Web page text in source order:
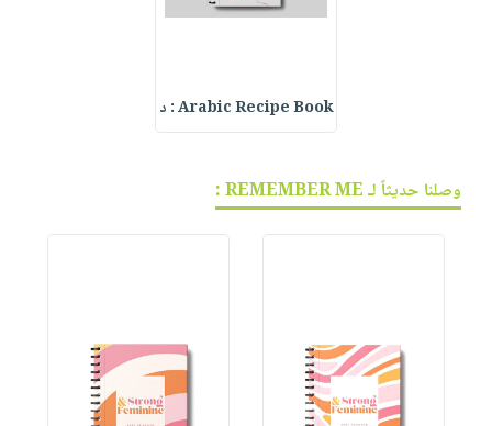
Arabic Recipe Book : د
وصلنا حديثاً لـ REMEMBER ME :